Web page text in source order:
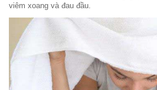
viêm xoang và đau đầu.